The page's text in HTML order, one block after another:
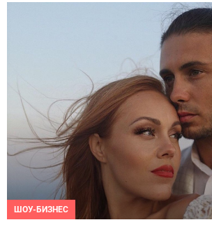
ШОУ-БИЗНЕС